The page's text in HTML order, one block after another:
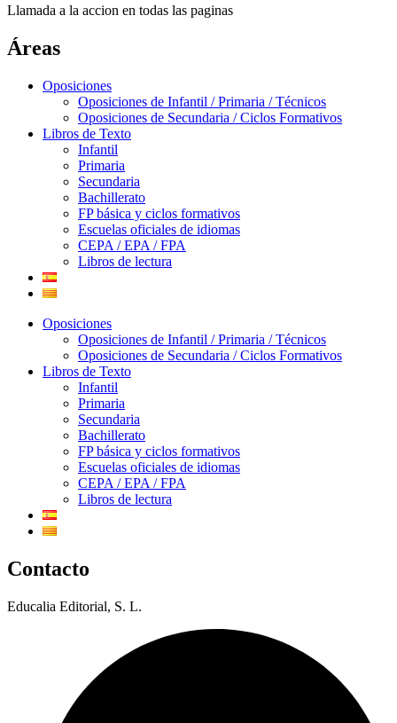
Llamada a la accion en todas las paginas
Áreas
Oposiciones
Oposiciones de Infantil / Primaria / Técnicos
Oposiciones de Secundaria / Ciclos Formativos
Libros de Texto
Infantil
Primaria
Secundaria
Bachillerato
FP básica y ciclos formativos
Escuelas oficiales de idiomas
CEPA / EPA / FPA
Libros de lectura
Oposiciones
Oposiciones de Infantil / Primaria / Técnicos
Oposiciones de Secundaria / Ciclos Formativos
Libros de Texto
Infantil
Primaria
Secundaria
Bachillerato
FP básica y ciclos formativos
Escuelas oficiales de idiomas
CEPA / EPA / FPA
Libros de lectura
Contacto
Educalia Editorial, S. L.